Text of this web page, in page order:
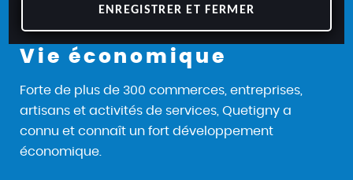
Vie économique
Forte de plus de 300 commerces, entreprises,
artisans et activités de services, Quetigny a
connu et connaît un fort développement
économique.
ENREGISTRER ET FERMER